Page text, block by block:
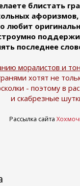
блистать
любит
последнее
моралистов и
хотят не
- поэтому в
и скабрезные
Рассылка сайта